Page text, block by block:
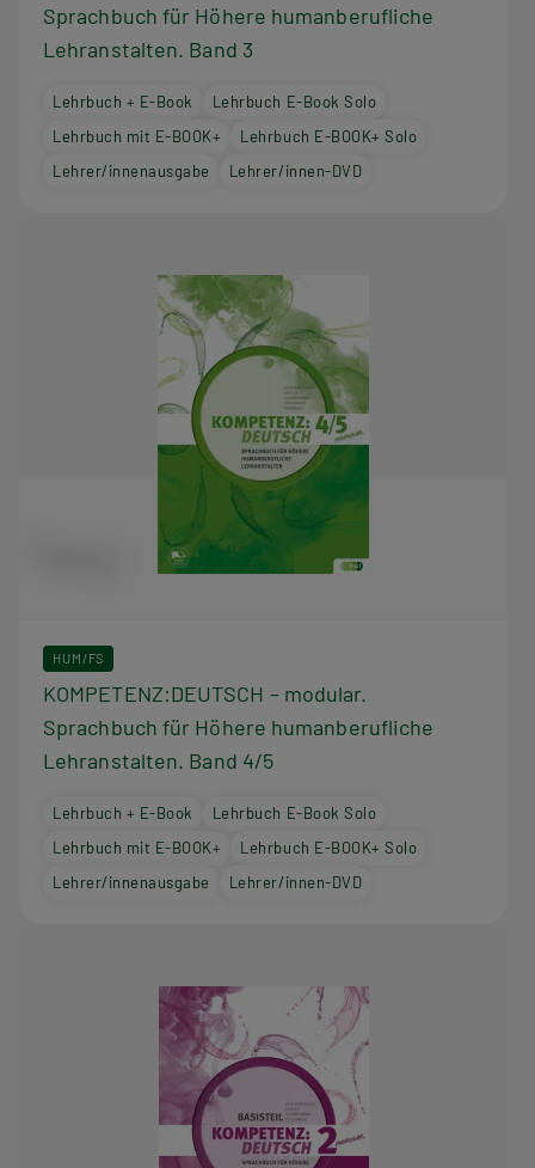
Sprachbuch für Höhere humanberufliche
Lehranstalten. Band 3
Lehrbuch + E-Book
Lehrbuch E-Book Solo
Lehrbuch mit E-BOOK+
Lehrbuch E-BOOK+ Solo
Lehrer/innenausgabe
Lehrer/innen-DVD
HUM/FS
KOMPETENZ:DEUTSCH – modular.
Sprachbuch für Höhere humanberufliche
Lehranstalten. Band 4/5
Lehrbuch + E-Book
Lehrbuch E-Book Solo
Lehrbuch mit E-BOOK+
Lehrbuch E-BOOK+ Solo
Lehrer/innenausgabe
Lehrer/innen-DVD